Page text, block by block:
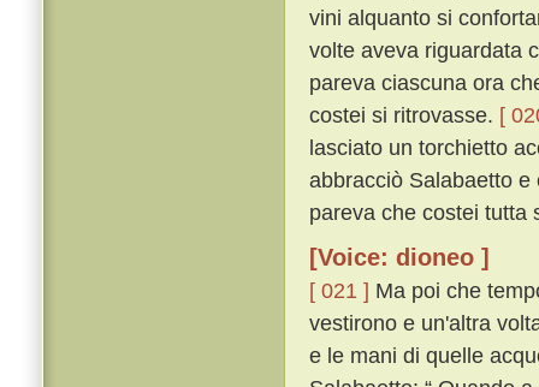
vini alquanto si
volte aveva riguardata
pareva ciascuna ora
costei si ritrovasse. [
lasciato un torchietto
abbracciò Salabaetto
pareva che costei tutta
[Voice: dioneo ]
[ 021 ] Ma poi che
vestirono e un'altra
e le mani di quelle